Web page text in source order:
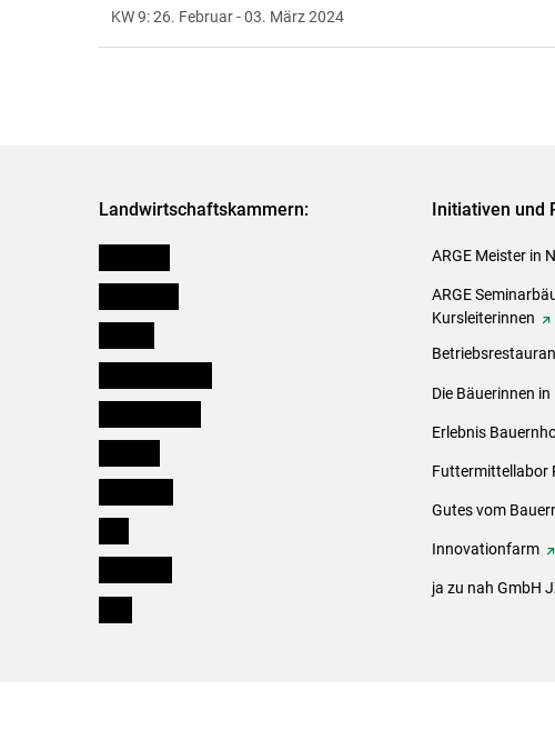
KW 9: 26. Februar - 03. März 2024
Landwirtschaftskammern: Initiativen und
ARGE Meister in
ARGE
Kursleiterinnen
Die Bäuerinnen
Erlebnis
Futtermittellabor
Gutes vom
Innovationfarm
ja zu nah GmbH